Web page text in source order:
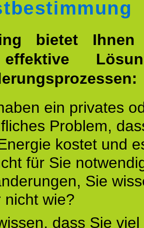
bietet Ihnen
ein privates
Problem,
kostet und
für Sie
Sie
nicht wie?
dass Sie